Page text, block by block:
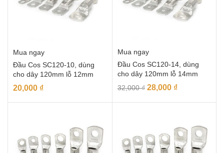
Mua ngay
Đầu Cos SC120-10, dùng
cho dây 120mm lỗ 12mm
20,000 ₫
Mua ngay
Đầu Cos SC120-14, dùng
cho dây 120mm lỗ 14mm
32,000₫ 28,000 ₫